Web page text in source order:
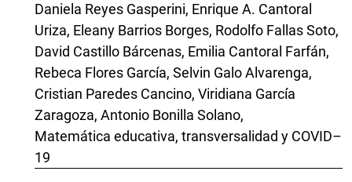
Daniela Reyes Gasperini, Enrique A. Cantoral
Uriza, Eleany Barrios Borges, Rodolfo Fallas Soto,
David Castillo Bárcenas, Emilia Cantoral Farfán,
Rebeca Flores García, Selvin Galo Alvarenga,
Cristian Paredes Cancino, Viridiana García
Zaragoza, Antonio Bonilla Solano,
Matemática educativa, transversalidad y COVID–
19